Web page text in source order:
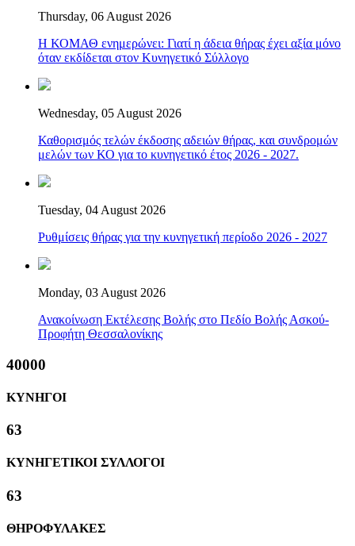
Thursday, 06 August 2026
Η ΚΟΜΑΘ ενημερώνει: Γιατί η άδεια θήρας έχει αξία μόνο
όταν εκδίδεται στον Κυνηγετικό Σύλλογο
Wednesday, 05 August 2026
Καθορισμός τελών έκδοσης αδειών θήρας, και συνδρομών
μελών των ΚΟ για το κυνηγετικό έτος 2026 - 2027.
Tuesday, 04 August 2026
Ρυθμίσεις θήρας για την κυνηγετική περίοδο 2026 - 2027
Monday, 03 August 2026
Ανακοίνωση Εκτέλεσης Βολής στο Πεδίο Βολής Ασκού-
Προφήτη Θεσσαλονίκης
40000
ΚΥΝΗΓΟΙ
63
ΚΥΝΗΓΕΤΙΚΟΙ ΣΥΛΛΟΓΟΙ
63
ΘΗΡΟΦΥΛΑΚΕΣ